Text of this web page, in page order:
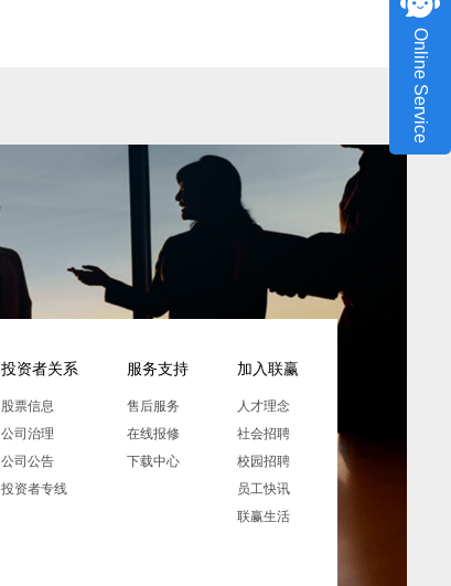
投资者关系
股票信息
公司治理
公司公告
投资者专线
服务支持
售后服务
在线报修
下载中心
加入联赢
人才理念
社会招聘
校园招聘
员工快讯
联赢生活
Online Service